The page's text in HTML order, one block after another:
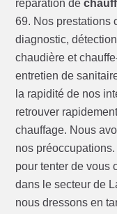
réparation de
69. Nos prestations
diagnostic,
chaudière et
entretien de
la rapidité de nos
retrouver
chauffage. Nous
nos
pour tenter de vous
dans le secteur de
nous dressons en